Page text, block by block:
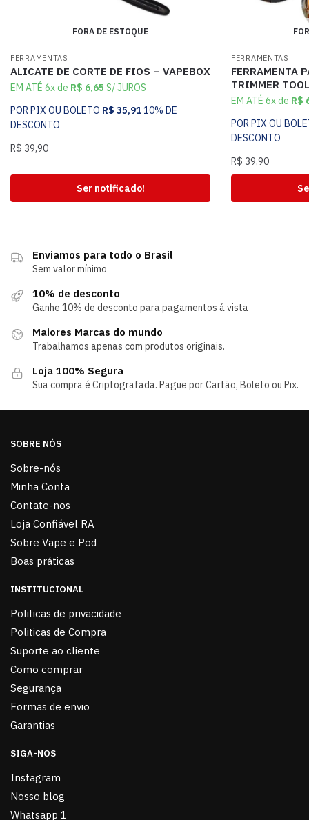
FORA DE ESTOQUE
FERRAMENTAS
ALICATE DE CORTE DE FIOS – VAPEBOX
EM ATÉ 6x de R$ 6,65 S/ JUROS
POR PIX OU BOLETO R$ 35,9110% DE
DESCONTO
R$ 39,90
Ser notificado!
FERRAMENTAS
FERRAMENTA
TRIMMER TOOL
EM ATÉ 6x de R$
POR PIX OU
DESCONTO
R$ 39,90
Enviamos para todo o Brasil
Sem valor mínimo
10% de desconto
Ganhe 10% de desconto para pagamentos á vista
Maiores Marcas do mundo
Trabalhamos apenas com produtos originais.
Loja 100% Segura
Sua compra é Criptografada. Pague por Cartão, Boleto ou Pix.
SOBRE NÓS
Sobre-nós
Minha Conta
Contate-nos
Loja Confiável RA
Sobre Vape e Pod
Boas práticas
INSTITUCIONAL
Politicas de privacidade
Politicas de Compra
Suporte ao cliente
Como comprar
Segurança
Formas de envio
Garantias
SIGA-NOS
Instagram
Nosso blog
Whatsapp 1